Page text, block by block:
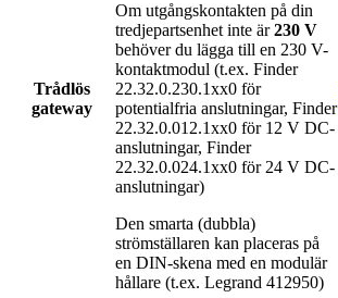
Trådlös
gateway
Om utgångskontakten på din
tredjepartsenhet inte är230 V
behöver du lägga till en 230 V-
kontaktmodul (t.ex. Finder
22.32.0.230.1xx0 för
potentialfria anslutningar, Finder
22.32.0.012.1xx0 för 12 V DC-
anslutningar, Finder
22.32.0.024.1xx0 för 24 V DC-
anslutningar)
Den smarta (dubbla)
strömställaren kan placeras på
en DIN-skena med en modulär
hållare (t.ex. Legrand 412950)